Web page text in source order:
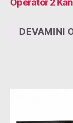
Operatör 2
DEVAMINI